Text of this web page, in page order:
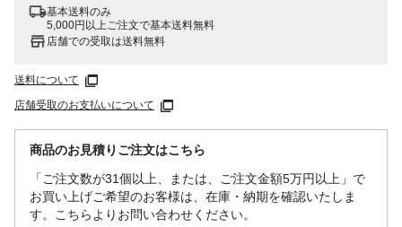
基本送料のみ
5,000円以上ご注文で基本送料無料
店舗での受取は送料無料
送料について
店舗受取のお支払いについて
商品のお見積りご注文はこちら
「ご注文数が31個以上、または、ご注文金額5万円以上」で
お買い上げご希望のお客様は、在庫・納期を確認いたしま
す。こちらよりお問い合わせください。